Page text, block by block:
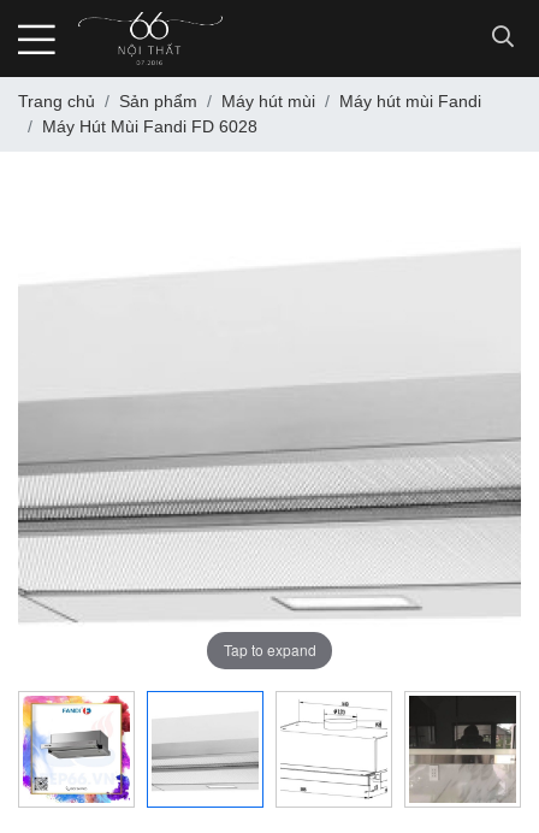
Trang chủ Sản phẩm Máy hút mùi
Máy hút mùi Fandi
Máy Hút Mùi Fandi FD 6028
Tap to expand
Tap to expand
Tap to expand
Tap to expand